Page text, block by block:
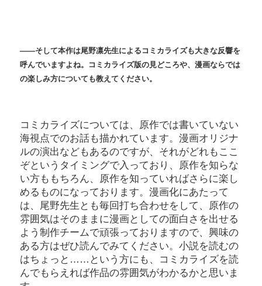
――そして本作は尾野凛先生によるコミカライズも大きな反響を
呼んでいますよね。コミカライズ版の見どころや、漫画ならでは
の楽しみ方についても教えてください。
コミカライズについては、原作では書いていない
海視点でのお話も描かれています。漫画オリジナ
ルの演出などもあるのですが、それがどれもここ
ぞというタイミングで入っており、原作を知らな
い方ももちろん、原作を知っていればさらに楽し
めるものになっております。漫画化にあたって
は、尾野先生とも毎回打ち合わせをして、原作の
雰囲気はそのままに漫画としての面白さを出せる
よう制作チームで頑張っておりますので、興味の
ある方はぜひ読んでみてください。小説を読むの
はちょっと……という方にも、コミカライズを読
んでもらえれば作品の雰囲気がわかるかと思いま